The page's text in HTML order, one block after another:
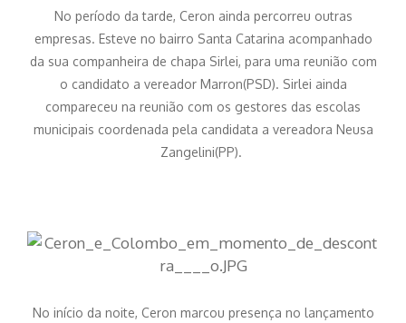
No período da tarde, Ceron ainda percorreu outras
empresas. Esteve no bairro Santa Catarina acompanhado
da sua companheira de chapa Sirlei, para uma reunião com
o candidato a vereador Marron(PSD). Sirlei ainda
compareceu na reunião com os gestores das escolas
municipais coordenada pela candidata a vereadora Neusa
Zangelini(PP).
No início da noite, Ceron marcou presença no lançamento